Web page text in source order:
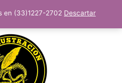
en (33)1227-2702 Descartar